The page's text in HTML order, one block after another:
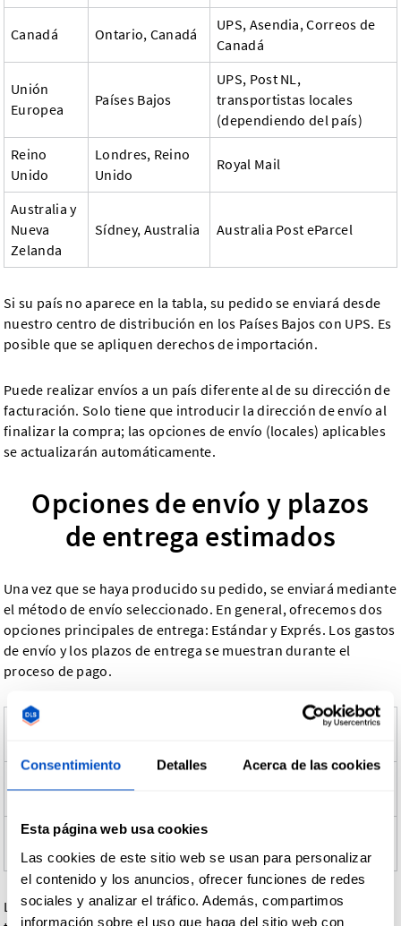
Consentimiento Detalles Acerca de las cookies
Esta página web usa cookies
Las cookies de este sitio web se usan para personalizar
el contenido y los anuncios, ofrecer funciones de redes
sociales y analizar el tráfico. Además, compartimos
información sobre el uso que haga del sitio web con
Canadá Ontario, Canadá
UPS, Asendia, Correos de
Canadá
Unión
Europea
Países Bajos
UPS, Post NL,
transportistas locales
(dependiendo del país)
Reino
Unido
Londres, Reino
Unido
Royal Mail
Australia y
Nueva
Zelanda
Sídney, Australia Australia Post eParcel
Si su país no aparece en la tabla, su pedido se enviará desde
nuestro centro de distribución en los Países Bajos con UPS. Es
posible que se apliquen derechos de importación.
Puede realizar envíos a un país diferente al de su dirección de
facturación. Solo tiene que introducir la dirección de envío al
finalizar la compra; las opciones de envío (locales) aplicables
se actualizarán automáticamente.
Opciones de envío y plazos
de entrega estimados
Una vez que se haya producido su pedido, se enviará mediante
el método de envío seleccionado. En general, ofrecemos dos
opciones principales de entrega: Estándar y Exprés. Los gastos
de envío y los plazos de entrega se muestran durante el
proceso de pago.
Método de
Envío
urgente
adicional
Los detalles de seguimiento se envían por correo electrónico